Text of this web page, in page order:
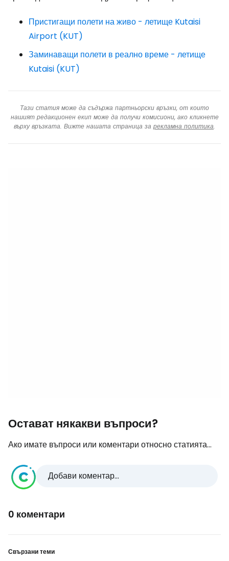
Пристигащи полети на живо - летище Kutaisi
Airport (KUT)
Заминаващи полети в реално време - летище
Kutaisi (KUT)
Тази статия може да съдържа партньорски връзки, от които
нашият редакционен екип може да получи комисиони, ако кликнете
върху връзката. Вижте нашата страница за рекламна политика.
Остават някакви въпроси?
Ако имате въпроси или коментари относно статията...
Добави коментар...
0 коментари
Свързани теми